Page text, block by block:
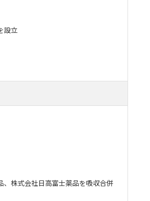
設立
、株式会社日高富士薬品を吸収合併